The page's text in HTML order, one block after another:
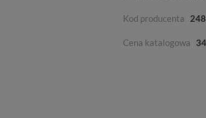
Kod producenta
Cena katalogowa